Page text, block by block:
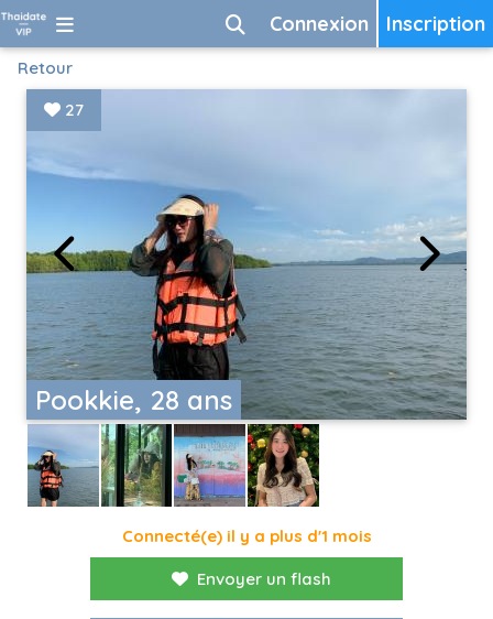
Inscription
Connexion
Retour
Pookkie, 28 ans
27
Connecté(e) il y a plus d'1 mois
Envoyer un flash